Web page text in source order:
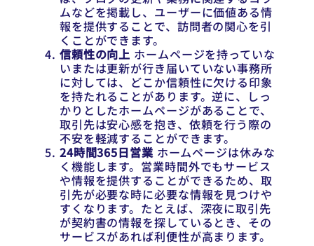
ムなどを掲載し、ユーザーに価値ある情
報を提供することで、訪問者の関心を引
くことができます。
信頼性の向上 ホームページを持っていな
いまたは更新が行き届いていない事務所
に対しては、どこか信頼性に欠ける印象
を持たれることがあります。逆に、しっ
かりとしたホームページがあることで、
取引先は安心感を抱き、依頼を行う際の
不安を軽減することができます。
24時間365日営業ホームページは休みな
く機能します。営業時間外でもサービス
や情報を提供することができるため、取
引先が必要な時に必要な情報を見つけや
すくなります。たとえば、深夜に取引先
が契約書の情報を探しているとき、その
サービスがあれば利便性が高まります。